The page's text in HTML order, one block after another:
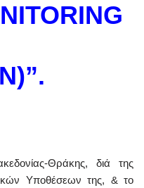
Θράκης, διά της
Υποθέσεων της, & το